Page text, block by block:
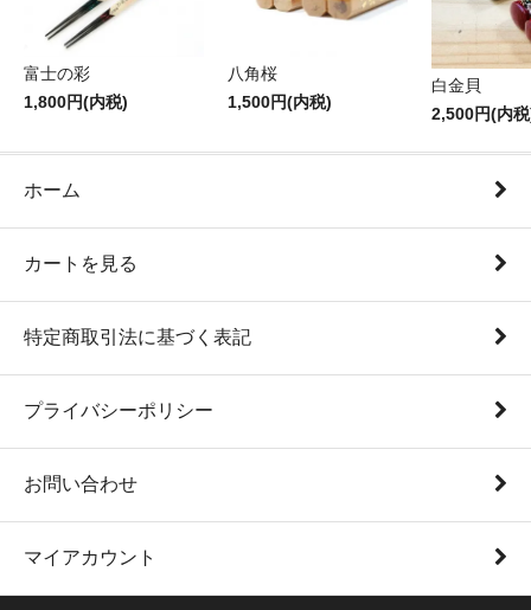
富士の彩
1,800円(内税)
八角桜
1,500円(内税)
白金貝
2,500円(内
ホーム
カートを見る
特定商取引法に基づく表記
プライバシーポリシー
お問い合わせ
マイアカウント